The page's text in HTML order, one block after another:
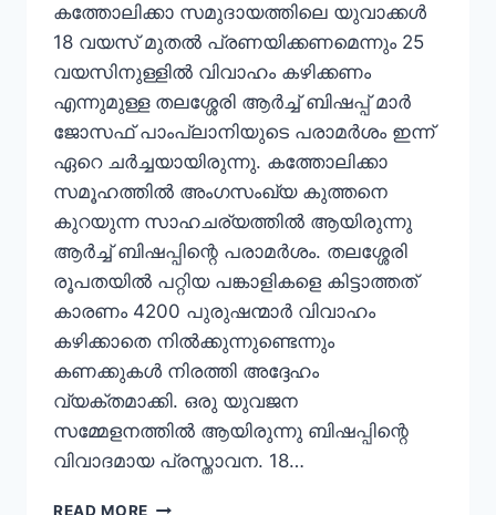
കത്തോലിക്കാ സമുദായത്തിലെ യുവാക്കള്‍
18 വയസ് മുതല്‍ പ്രണയിക്കണമെന്നും 25
വയസിനുള്ളില്‍ വിവാഹം കഴിക്കണം
എന്നുമുള്ള തലശ്ശേരി ആര്‍ച്ച് ബിഷപ്പ് മാര്‍
ജോസഫ് പാംപ്ലാനിയുടെ പരാമര്‍ശം ഇന്ന്
ഏറെ ചര്‍ച്ചയായിരുന്നു. കത്തോലിക്കാ
സമൂഹത്തില്‍ അംഗസംഖ്യ കുത്തനെ
കുറയുന്ന സാഹചര്യത്തില്‍ ആയിരുന്നു
ആര്‍ച്ച് ബിഷപ്പിന്റെ പരാമര്‍ശം. തലശ്ശേരി
രൂപതയില്‍ പറ്റിയ പങ്കാളികളെ കിട്ടാത്തത്
കാരണം 4200 പുരുഷന്മാര്‍ വിവാഹം
കഴിക്കാതെ നില്‍ക്കുന്നുണ്ടെന്നും
കണക്കുകള്‍ നിരത്തി അദ്ദേഹം
വ്യക്തമാക്കി. ഒരു യുവജന
സമ്മേളനത്തില്‍ ആയിരുന്നു ബിഷപ്പിന്റെ
വിവാദമായ പ്രസ്താവന. 18…
READ MORE